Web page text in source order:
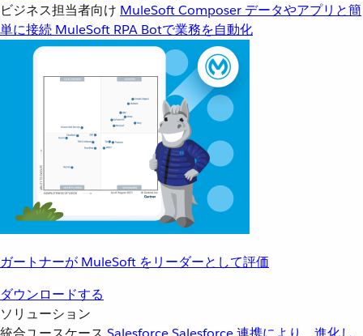
ビジネス担当者向け MuleSoft Composer データやアプリと簡
単に接続 MuleSoft RPA Botで業務を自動化
ガートナーが MuleSoft をリーダーとして評価
ダウンロードする
ソリューション